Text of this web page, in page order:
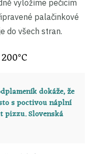
vyložíme pečicím
palačinkové
do všech stran.
dokáže, že
s poctivou náplní
pizzu. Slovenská